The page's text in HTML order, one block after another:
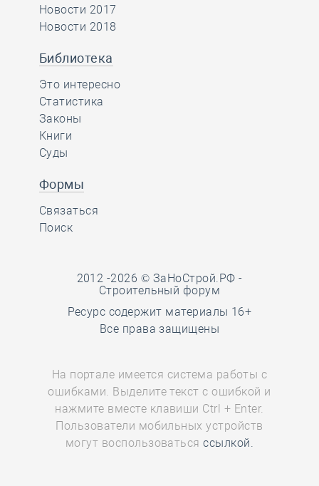
Новости 2017
Новости 2018
Библиотека
Это интересно
Статистика
Законы
Книги
Суды
Формы
Связаться
Поиск
2012 -2026 © ЗаНоСтрой.РФ -
Строительный форум
Ресурс содержит материалы 16+
Все права защищены
На портале имеется система работы с
ошибками. Выделите текст с ошибкой и
нажмите вместе клавиши Ctrl + Enter.
Пользователи мобильных устройств
могут воспользоватьсяссылкой.